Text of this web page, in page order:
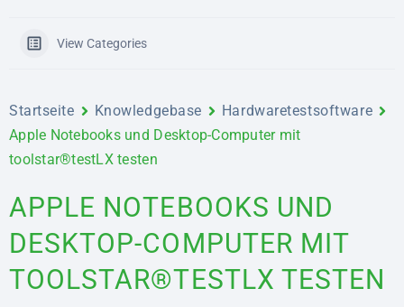
View Categories
Startseite Knowledgebase
Hardwaretestsoftware
Apple Notebooks und Desktop-Computer mit
toolstar®testLX testen
APPLE NOTEBOOKS UND
DESKTOP-COMPUTER MIT
TOOLSTAR®TESTLX TESTEN